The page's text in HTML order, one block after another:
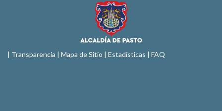
| Transparencia | Mapa de Sitio | Estadísticas | FAQ